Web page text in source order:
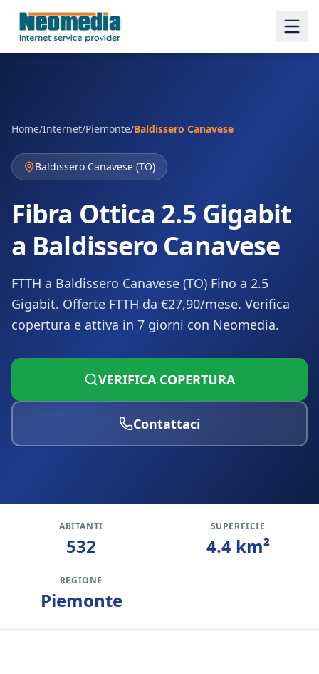
Home/Internet/Piemonte/Baldissero Canavese
Baldissero Canavese (TO)
Fibra Ottica 2.5 Gigabit
a Baldissero Canavese
FTTH a Baldissero Canavese (TO) Fino a 2.5
Gigabit. Offerte FTTH da €27,90/mese. Verifica
copertura e attiva in 7 giorni con Neomedia.
VERIFICA COPERTURA
Contattaci
ABITANTI
532
SUPERFICIE
4.4km²
REGIONE
Piemonte